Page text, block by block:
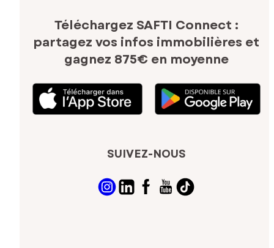
Téléchargez SAFTI Connect :
partagez vos infos immobilières et
gagnez 875€ en moyenne
SUIVEZ-NOUS